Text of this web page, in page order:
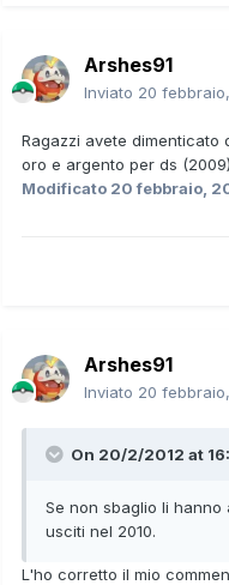
Arshes91
Inviato 20
Ragazzi avete dimenticato
oro e argento per ds (2009)
Modificato 20 febbraio,
Arshes91
Inviato 20
On 20/2/2012 at
Se non sbaglio li
usciti nel 2010.
L'ho corretto il mio